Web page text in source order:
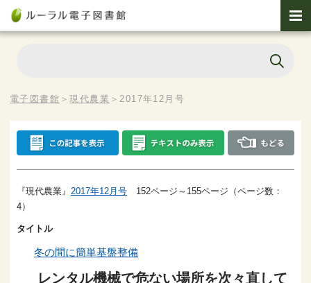
電子図書館 ＞現代農業 ＞2017年12月号
『現代農業』 2017年12月号 152ページ～155ページ（ページ数：
4）
タイトル
冬の間に簡単基盤整備
レンタル機械で危ない場所を次々直して